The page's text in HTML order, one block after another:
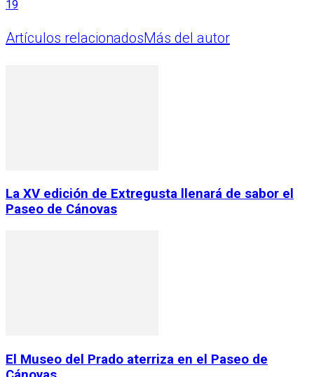
19
Artículos relacionadosMás del autor
La XV edición de Extregusta llenará de sabor el
Paseo de Cánovas
El Museo del Prado aterriza en el Paseo de